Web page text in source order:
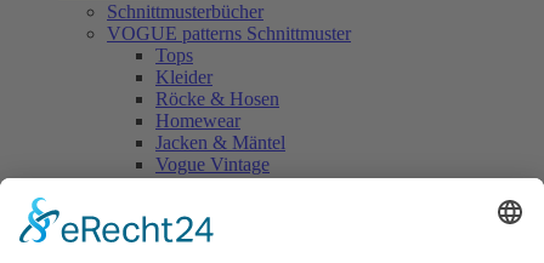
Schnittmusterbücher
VOGUE patterns Schnittmuster
Tops
Kleider
Röcke & Hosen
Homewear
Jacken & Mäntel
Vogue Vintage
Accessoires